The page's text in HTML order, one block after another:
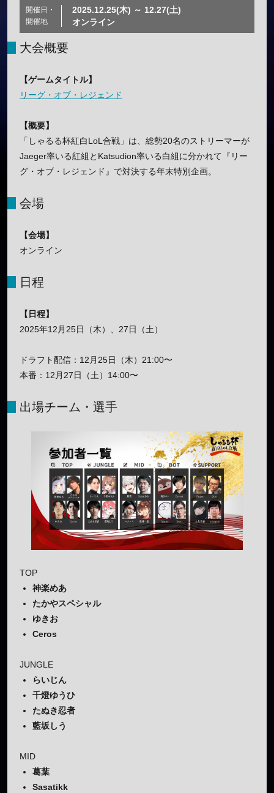
開催日・
開催地
2025.12.25(木) ～ 12.27(土)
オンライン
大会概要
【ゲームタイトル】
リーグ・オブ・レジェンド
【概要】
「しゃるる杯紅白LoL合戦」は、総勢20名のストリーマーが
Jaeger率いる紅組とKatsudion率いる白組に分かれて『リー
グ・オブ・レジェンド』で対決する年末特別企画。
会場
【会場】
オンライン
日程
【日程】
2025年12月25日（木）、27日（土）
ドラフト配信：12月25日（木）21:00〜
本番：12月27日（土）14:00〜
出場チーム・選手
TOP
神楽めあ
たかやスペシャル
ゆきお
Ceros
JUNGLE
らいじん
千燈ゆうひ
たぬき忍者
藍坂しう
MID
葛葉
Sasatikk